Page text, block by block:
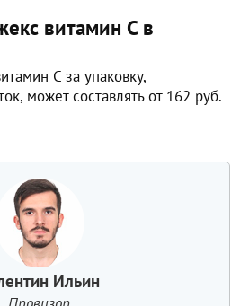
витамин C в
C за упаковку,
может составлять от 162 руб.
Ильин